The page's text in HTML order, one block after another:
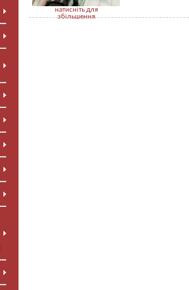
натисніть для
збільшення